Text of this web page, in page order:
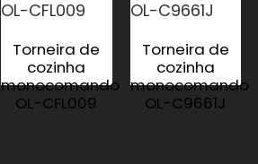
Torneira de
cozinha
monocomando
OL-CFL009
Torneira de
cozinha
monocomando
OL-C9661J